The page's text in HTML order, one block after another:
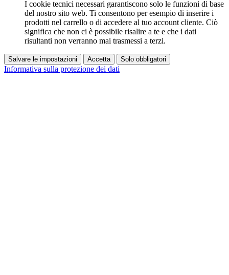
I cookie tecnici necessari garantiscono solo le funzioni di base
del nostro sito web. Ti consentono per esempio di inserire i
prodotti nel carrello o di accedere al tuo account cliente. Ciò
significa che non ci è possibile risalire a te e che i dati
risultanti non verranno mai trasmessi a terzi.
Salvare le impostazioni Accetta Solo obbligatori
Informativa sulla protezione dei dati